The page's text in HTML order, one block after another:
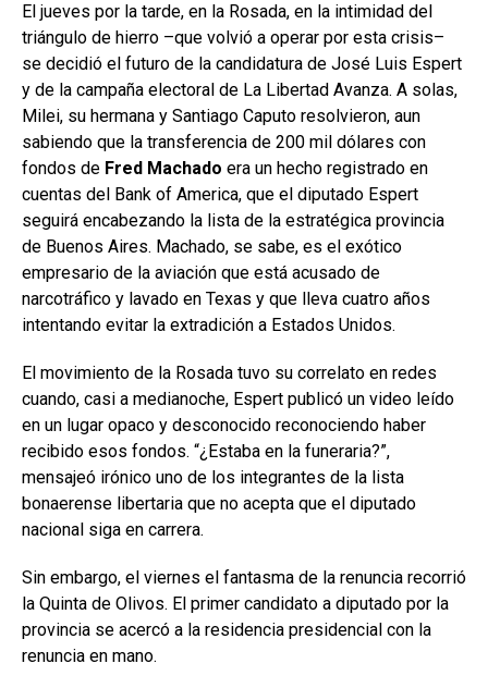
El jueves por la tarde, en la Rosada, en la intimidad del
triángulo de hierro –que volvió a operar por esta crisis–
se decidió el futuro de la candidatura de José Luis Espert
y de la campaña electoral de La Libertad Avanza. A solas,
Milei, su hermana y Santiago Caputo resolvieron, aun
sabiendo que la transferencia de 200 mil dólares con
fondos de Fred Machado era un hecho registrado en
cuentas del Bank of America, que el diputado Espert
seguirá encabezando la lista de la estratégica provincia
de Buenos Aires. Machado, se sabe, es el exótico
empresario de la aviación que está acusado de
narcotráfico y lavado en Texas y que lleva cuatro años
intentando evitar la extradición a Estados Unidos.
El movimiento de la Rosada tuvo su correlato en redes
cuando, casi a medianoche, Espert publicó un video leído
en un lugar opaco y desconocido reconociendo haber
recibido esos fondos. “¿Estaba en la funeraria?”,
mensajeó irónico uno de los integrantes de la lista
bonaerense libertaria que no acepta que el diputado
nacional siga en carrera.
Sin embargo, el viernes el fantasma de la renuncia recorrió
la Quinta de Olivos. El primer candidato a diputado por la
provincia se acercó a la residencia presidencial con la
renuncia en mano.